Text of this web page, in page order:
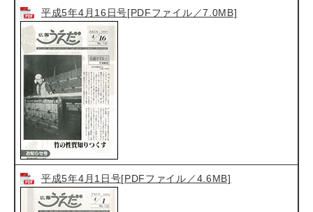
平成5年4月16日号[PDFファイル／7.0MB]
平成5年4月1日号[PDFファイル／4.6MB]